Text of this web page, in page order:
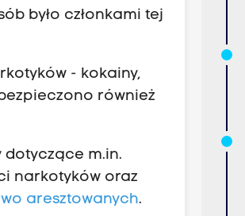
było członkami tej
- kokainy,
również
dotyczące m.in.
narkotyków oraz
aresztowanych.